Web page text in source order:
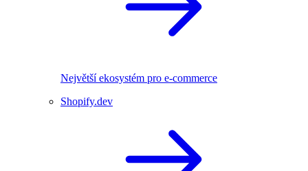
Největší ekosystém pro e-commerce
Shopify.dev